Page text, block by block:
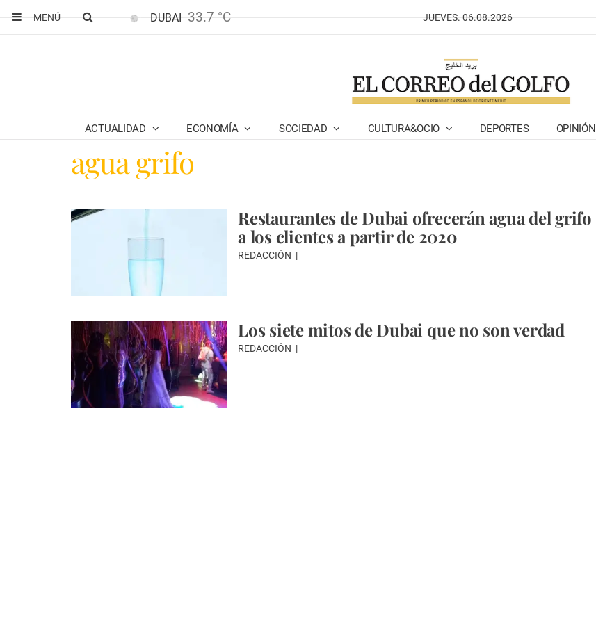
MENÚ
DUBAI 33.7 °C JUEVES. 06.08.2026
ACTUALIDAD ECONOMÍA SOCIEDAD CULTURA&OCIO DEPORTES OPINIÓN
agua grifo
Restaurantes de Dubai ofrecerán agua del grifo
a los clientes a partir de 2020
REDACCIÓN
Los siete mitos de Dubai que no son verdad
REDACCIÓN